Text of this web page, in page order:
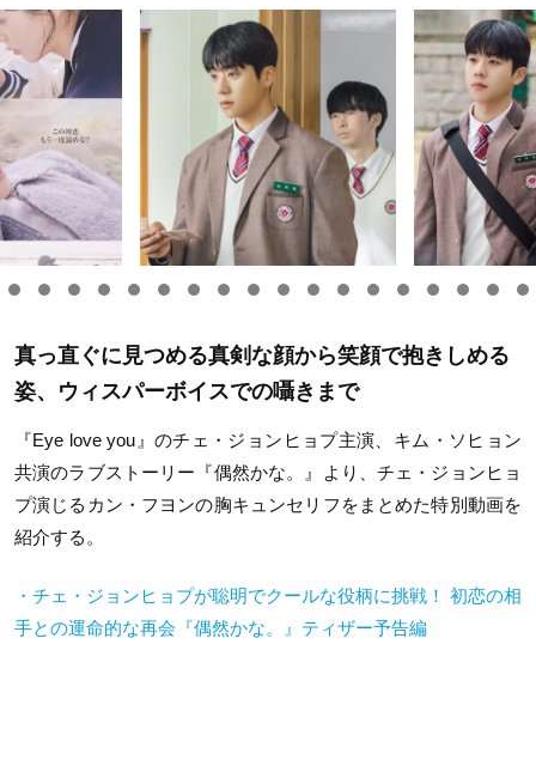
真っ直ぐに見つめる真剣な顔から笑顔で抱きしめる
姿、ウィスパーボイスでの囁きまで
『Eye love you』のチェ・ジョンヒョプ主演、キム・ソヒョン
共演のラブストーリー『偶然かな。』より、チェ・ジョンヒョ
プ演じるカン・フヨンの胸キュンセリフをまとめた特別動画を
紹介する。
・チェ・ジョンヒョプが聡明でクールな役柄に挑戦！ 初恋の相
手との運命的な再会『偶然かな。』ティザー予告編